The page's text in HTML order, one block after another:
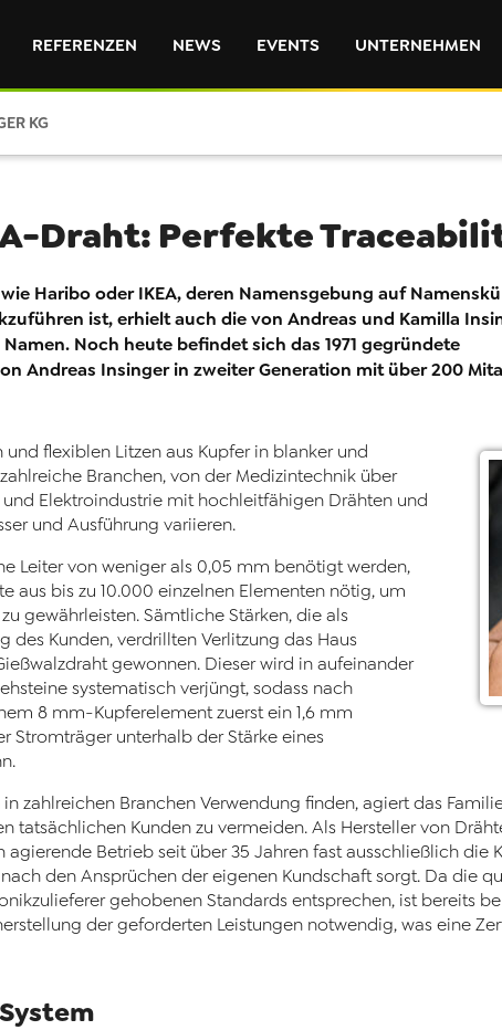
REFERENZEN NEWS EVENTS UNTERNEHMEN
KG
Draht: Perfekte
Haribo oder IKEA, deren Namensgebung auf
ist, erhielt auch die von Andreas und Kamilla
Noch heute befindet sich das 1971 gegründete
Andreas Insinger in zweiter Generation mit über 200
flexiblen Litzen aus Kupfer in blan­ker und
Branchen, von der Medizintechnik über
Elektroindustrie mit hochleitfähigen Drähten und
und Ausführung variieren.
Leiter von weniger als 0,05 mm benötigt werden,
aus bis zu 10.000 einzelnen Elementen nötig, um
gewährleisten. Sämtliche Stärken, die als
des Kunden, verdrillten Verlitzung das Haus
gewonnen. Dieser wird in aufeinander
systematisch verjüngt, sodass nach
8 mm-Kupferelement zuerst ein 1,6 mm
Stromträger unterhalb der Stärke eines
zahlreichen Branchen Verwendung finden, agiert das
tatsächlichen Kunden zu vermeiden. Als Hersteller von
agierende Betrieb seit über 35 Jahren fast ausschließlich die
den Ansprüchen der eigenen Kundschaft sorgt. Da die
gehobenen Standards entsprechen, ist bereits
der geforderten Leistungen notwendig, was eine